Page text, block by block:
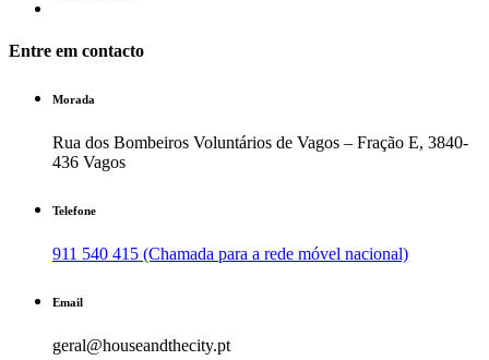
Entre em contacto
Morada
Rua dos Bombeiros Voluntários de Vagos – Fração E, 3840-
436 Vagos
Telefone
911 540 415 (Chamada para a rede móvel nacional)
Email
geral@houseandthecity.pt